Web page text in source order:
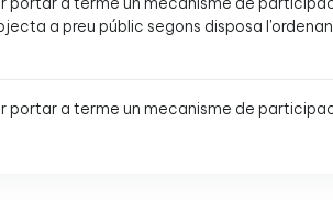
a preu públic segons disposa
portar a terme un mecanisme de